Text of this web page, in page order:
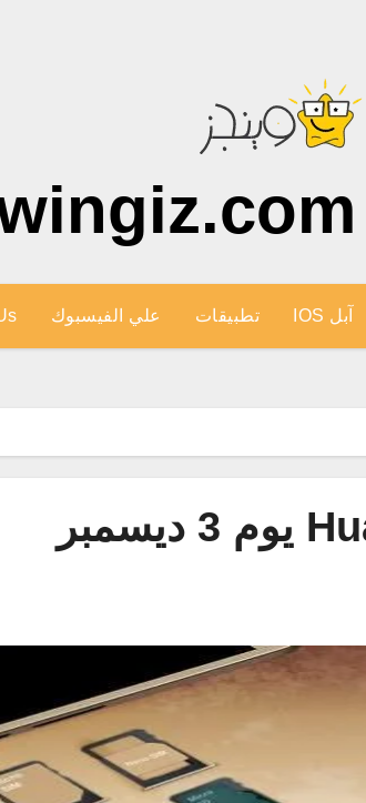
آبل IOS تطبيقات علي الفيسبوك